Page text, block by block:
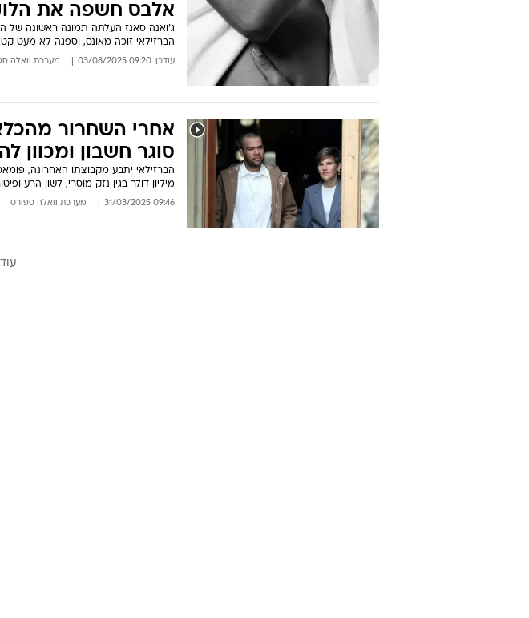
אלבס חשפה את
ג'ואנה סאנז העלתה תמונה ראשונה של
הברזילאי זוכה מאונס, וספגה לא מעט
עודכן: 09:20 03/08/2025 מערכת וואלה
אחרי השחרור
סוגר חשבון ומכוון
הברזילאי יתבע מקבוצתו האחרונה,
מיליון דולר בגין נזק מוסרי, לשון הרע
09:46 31/03/2025 מערכת וואלה ספורט